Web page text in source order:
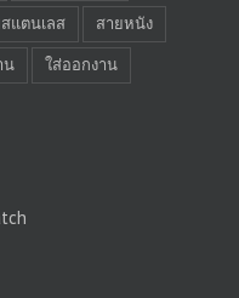
แตนเลส
สายหนัง
น ใส่ออกงาน